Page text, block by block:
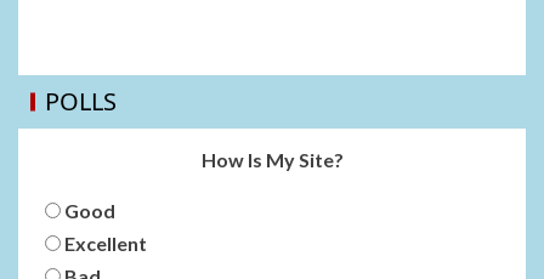
POLLS
How Is My Site?
Good
Excellent